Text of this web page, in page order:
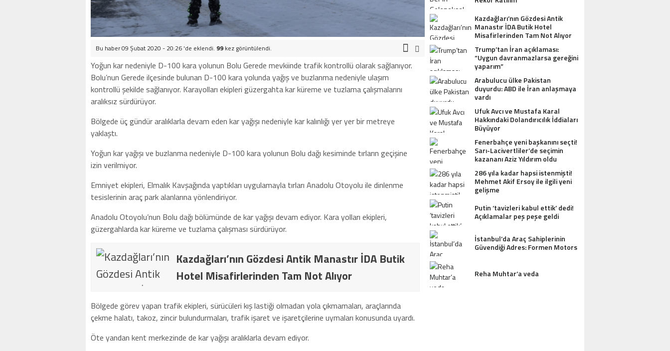
Bu haber 09 Şubat 2020 - 20:26 'de eklendi. 99 kez görüntülendi.
Yoğun kar nedeniyle D-100 kara yolunun Bolu Gerede mevkiinde trafik kontrollü olarak sağlanıyor.
Bolu’nun Gerede ilçesinde bulunan D-100 kara yolunda yağış ve buzlanma nedeniyle ulaşım
kontrollü şekilde sağlanıyor. Karayolları ekipleri güzergahta kar küreme ve tuzlama çalışmalarını
aralıksız sürdürüyor.
Bölgede üç gündür aralıklarla devam eden kar yağışı nedeniyle kar kalınlığı yer yer bir metreye
yaklaştı.
Yoğun kar yağışı ve buzlanma nedeniyle D-100 kara yolunun Bolu dağı kesiminde tırların geçişine
izin verilmiyor.
Emniyet ekipleri, Elmalık Kavşağında yaptıkları uygulamayla tırları Anadolu Otoyolu ile dinlenme
tesislerinin araç park alanlarına yönlendiriyor.
Anadolu Otoyolu’nun Bolu dağı bölümünde de kar yağışı devam ediyor. Kara yolları ekipleri,
güzergahlarda kar küreme ve tuzlama çalışması sürdürüyor.
Kazdağları’nın Gözdesi Antik Manastır İDA Butik
Hotel Misafirlerinden Tam Not Alıyor
Bölgede görev yapan trafik ekipleri, sürücüleri kış lastiği olmadan yola çıkmamaları, araçlarında
çekme halatı, takoz, zincir bulundurmaları, trafik işaret ve işaretçilerine uymaları konusunda uyardı.
Öte yandan kent merkezinde de kar yağışı aralıklarla devam ediyor.
Kazdağları’nın Gözdesi Antik
Manastır İDA Butik Hotel
Misafirlerinden Tam Not Alıyor
Trump’tan İran açıklaması:
“Uygun davranmazlarsa gereğini
yaparım”
Arabulucu ülke Pakistan
duyurdu: ABD ile İran anlaşmaya
vardı
Ufuk Avcı ve Mustafa Karal
Hakkındaki Dolandırıcılık İddiaları
Büyüyor
Fenerbahçe yeni başkanını seçti!
Sarı-Lacivertliler’de seçimin
kazananı Aziz Yıldırım oldu
286 yıla kadar hapsi istenmişti!
Mehmet Akif Ersoy ile ilgili yeni
gelişme
Putin ‘tavizleri kabul ettik’ dedi!
Açıklamalar peş peşe geldi
İstanbul’da Araç Sahiplerinin
Güvendiği Adres: Formen Motors
Reha Muhtar’a veda